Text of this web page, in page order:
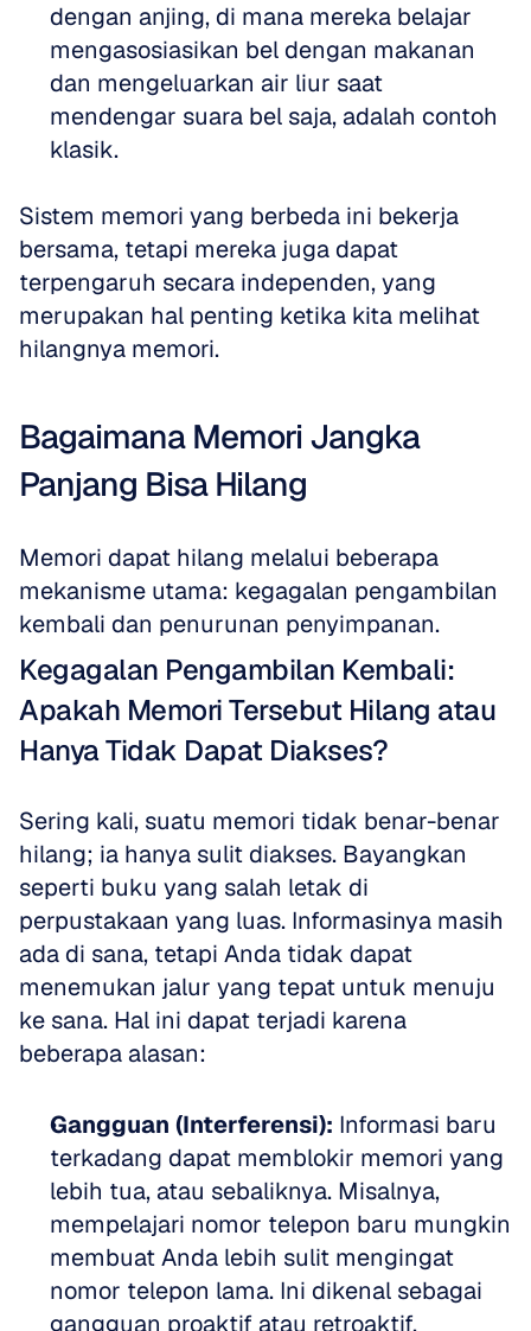
dengan anjing, di mana mereka belajar
mengasosiasikan bel dengan makanan
dan mengeluarkan air liur saat
mendengar suara bel saja, adalah contoh
klasik.
Sistem memori yang berbeda ini bekerja
bersama, tetapi mereka juga dapat
terpengaruh secara independen, yang
merupakan hal penting ketika kita melihat
hilangnya memori.
Bagaimana Memori Jangka
Panjang Bisa Hilang
Memori dapat hilang melalui beberapa
mekanisme utama: kegagalan pengambilan
kembali dan penurunan penyimpanan.
Kegagalan Pengambilan Kembali:
Apakah Memori Tersebut Hilang atau
Hanya Tidak Dapat Diakses?
Sering kali, suatu memori tidak benar-benar
hilang; ia hanya sulit diakses. Bayangkan
seperti buku yang salah letak di
perpustakaan yang luas. Informasinya masih
ada di sana, tetapi Anda tidak dapat
menemukan jalur yang tepat untuk menuju
ke sana. Hal ini dapat terjadi karena
beberapa alasan:
Gangguan (Interferensi): Informasi baru
terkadang dapat memblokir memori yang
lebih tua, atau sebaliknya. Misalnya,
mempelajari nomor telepon baru mungkin
membuat Anda lebih sulit mengingat
nomor telepon lama. Ini dikenal sebagai
gangguan proaktif atau retroaktif.